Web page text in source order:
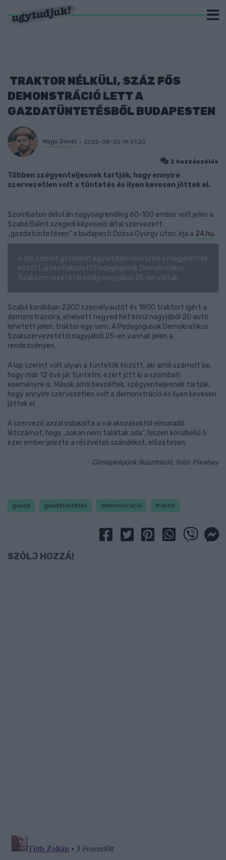
TRAKTOR NÉLKÜLI, SZÁZ FŐS
DEMONSTRÁCIÓ LETT A
GAZDATÜNTETÉSBŐL BUDAPESTEN
Nagy Donát 2022-08-20 19:51:20
2 hozzászólás
Többen szégyenteljesnek tartják, hogy ennyire
szervezetlen volt a tüntetés és ilyen kevesen jöttek el.
Szombaton délután nagyságrendileg 60-100 ember volt jelen a
Szabó Bálint szegedi képviselő által szervezett
„gazdatüntetésen” a budapesti Dózsa György úton, írja a 24.hu.
A lap szerint gazdákat egyáltalán nem látni a megjelentek
között, a csatlakozott Pedagógusok Demokratikus
Szakszervezetétől pedig nagyjából 25-en voltak.
Szabó korábban 2200 személyautót és 1800 traktort ígért a
demonstrációra, ehelyett negyed hét körül nagyjából 20 autó
lehetett jelen, traktor egy sem. A Pedagógusok Demokratikus
Szakszervezetétől nagyjából 25-en vannak jelen a
rendezvényen.
A lap szerint volt olyan a tüntetők között, aki arról számolt be,
hogy már 12 éve jár tüntetni, ezért jött ki a szombati
eseményre is. Mások arról beszéltek, szégyenteljesnek tartják,
hogy ennyire szervezetlen volt a demonstráció és ilyen kevesen
jöttek el.
A szervező azzal indokolta a várakozásoktól elmaradó
létszámot, hogy „sokan nem találtak oda”, hiszen körülbelül 5
ezer ember jelezte a részvételi szándékot, előzetesen.
Címlapképünk illusztráció, fotó: Pixabay
gazda gazdatüntetés demonstráció traktor
SZÓLJ HOZZÁ!